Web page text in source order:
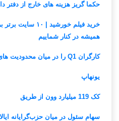
حکما گریز هزینه های خارج از دفتر
خرید فیلم خورشید |
همیشه در کنار شماییم
کارگران Q1 را در میان محدودیت های کاهش یافته افزایش می دهند
یونهاپ
کک 119 میلیارد وون از طریق
سهام سئول در میان حزب‌گرایانه